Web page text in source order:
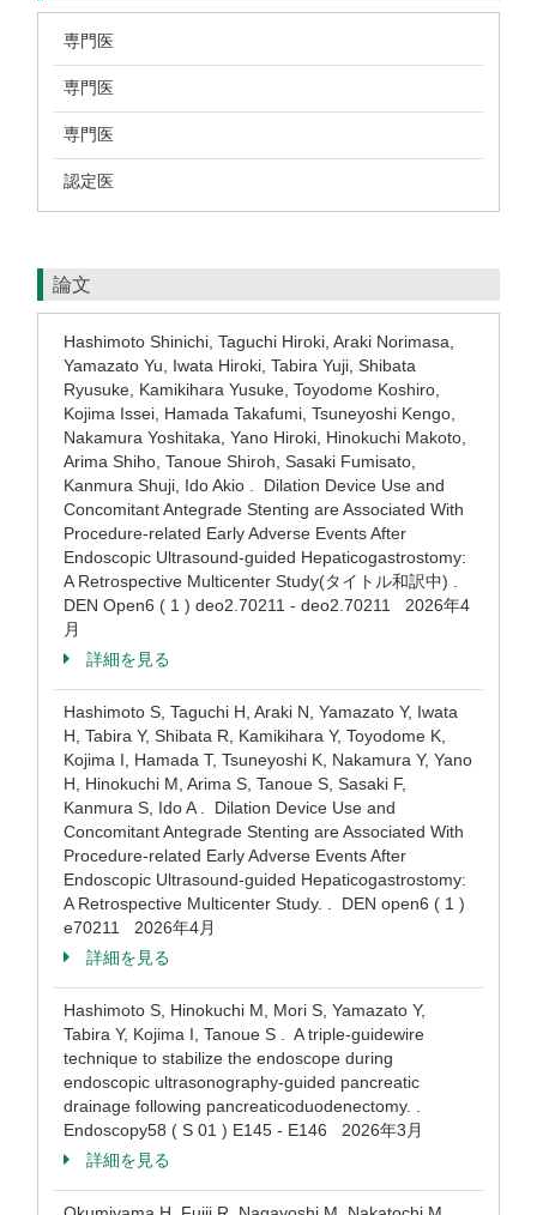
専門医
専門医
専門医
認定医
論文
Hashimoto Shinichi, Taguchi Hiroki, Araki Norimasa,
Yamazato Yu, Iwata Hiroki, Tabira Yuji, Shibata
Ryusuke, Kamikihara Yusuke, Toyodome Koshiro,
Kojima Issei, Hamada Takafumi, Tsuneyoshi Kengo,
Nakamura Yoshitaka, Yano Hiroki, Hinokuchi Makoto,
Arima Shiho, Tanoue Shiroh, Sasaki Fumisato,
Kanmura Shuji, Ido Akio . Dilation Device Use and
Concomitant Antegrade Stenting are Associated With
Procedure-related Early Adverse Events After
Endoscopic Ultrasound-guided Hepaticogastrostomy:
A Retrospective Multicenter Study(タイトル和訳中) .
DEN Open6 ( 1 ) deo2.70211 - deo2.70211 2026年4
月
詳細を見る
Hashimoto S, Taguchi H, Araki N, Yamazato Y, Iwata
H, Tabira Y, Shibata R, Kamikihara Y, Toyodome K,
Kojima I, Hamada T, Tsuneyoshi K, Nakamura Y, Yano
H, Hinokuchi M, Arima S, Tanoue S, Sasaki F,
Kanmura S, Ido A . Dilation Device Use and
Concomitant Antegrade Stenting are Associated With
Procedure-related Early Adverse Events After
Endoscopic Ultrasound-guided Hepaticogastrostomy:
A Retrospective Multicenter Study. . DEN open6 ( 1 )
e70211 2026年4月
詳細を見る
Hashimoto S, Hinokuchi M, Mori S, Yamazato Y,
Tabira Y, Kojima I, Tanoue S . A triple-guidewire
technique to stabilize the endoscope during
endoscopic ultrasonography-guided pancreatic
drainage following pancreaticoduodenectomy. .
Endoscopy58 ( S 01 ) E145 - E146 2026年3月
詳細を見る